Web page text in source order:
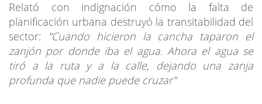
Relató con indignación cómo la falta de
planificación urbana destruyó la transitabilidad del
sector:
"Cuando hicieron la cancha taparon el
zanjón por donde iba el agua. Ahora el agua se
tiró a la ruta y a la calle, dejando una zanja
profunda que nadie puede cruzar"